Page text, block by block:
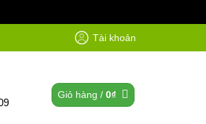
Tài khoản
Giỏ hàng /0₫